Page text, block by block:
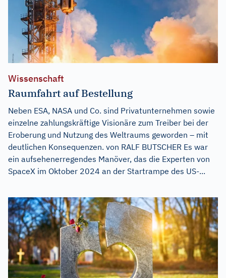
Wissenschaft
Raumfahrt auf Bestellung
Neben ESA, NASA und Co. sind Privatunternehmen sowie
einzelne zahlungskräftige Visionäre zum Treiber bei der
Eroberung und Nutzung des Weltraums geworden – mit
deutlichen Konsequenzen. von RALF BUTSCHER Es war
ein aufsehenerregendes Manöver, das die Experten von
SpaceX im Oktober 2024 an der Startrampe des US-...